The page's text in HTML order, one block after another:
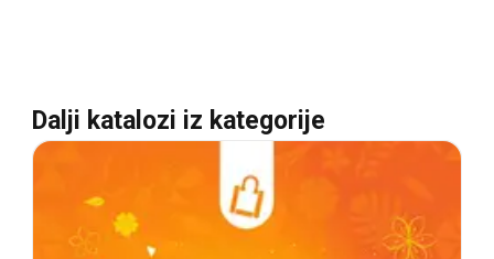
Dalji katalozi iz kategorije